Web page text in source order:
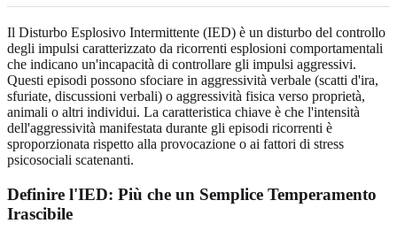
Il Disturbo Esplosivo Intermittente (IED) è un disturbo del controllo
degli impulsi caratterizzato da ricorrenti esplosioni comportamentali
che indicano un'incapacità di controllare gli impulsi aggressivi.
Questi episodi possono sfociare in aggressività verbale (scatti d'ira,
sfuriate, discussioni verbali) o aggressività fisica verso proprietà,
animali o altri individui. La caratteristica chiave è che l'intensità
dell'aggressività manifestata durante gli episodi ricorrenti è
sproporzionata rispetto alla provocazione o ai fattori di stress
psicosociali scatenanti.
Definire l'IED: Più che un Semplice Temperamento
Irascibile